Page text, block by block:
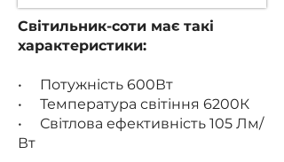
Світильник-соти має такі
характеристики:
• Потужність 600Вт
• Температура світіння 6200К
• Світлова ефективність 105 Лм/
Вт